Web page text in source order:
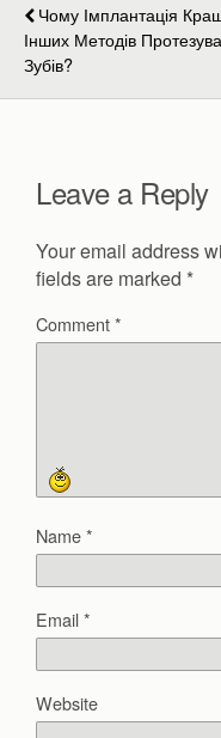
Чому Імплантація
Інших Методів
Зубів?
Leave a Reply
Your email address
fields are marked *
Comment*
Name*
Email*
Website